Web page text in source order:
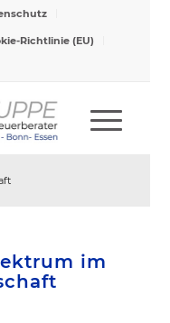
Richtlinie (EU)
im